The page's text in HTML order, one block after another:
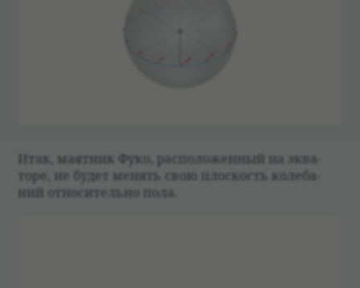
Итак, маят­ник Фуко, рас­по­ложен­ный на эква­
торе, не будет менять свою плос­кость коле­ба­
ний отно­си­тельно пола.